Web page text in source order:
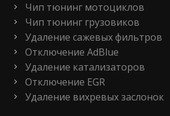
Чип тюнинг мотоциклов
Чип тюнинг грузовиков
Удаление сажевых фильтров
Отключение AdBlue
Удаление катализаторов
Отключение EGR
Удаление вихревых заслонок